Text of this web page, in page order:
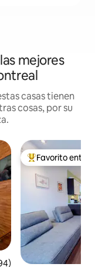
mejores
casas tienen
cosas, por su
promedio: 4.96 de
Favorito entre
Favorito entre